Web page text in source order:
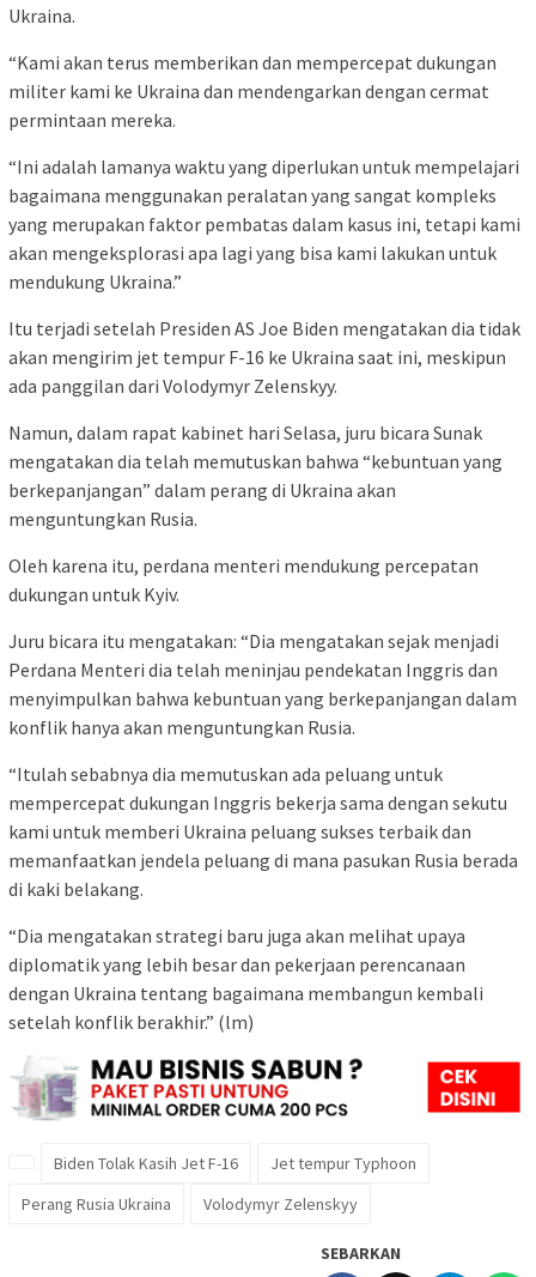
Ukraina.
“Kami akan terus memberikan dan mempercepat dukungan
militer kami ke Ukraina dan mendengarkan dengan cermat
permintaan mereka.
“Ini adalah lamanya waktu yang diperlukan untuk mempelajari
bagaimana menggunakan peralatan yang sangat kompleks
yang merupakan faktor pembatas dalam kasus ini, tetapi kami
akan mengeksplorasi apa lagi yang bisa kami lakukan untuk
mendukung Ukraina.”
Itu terjadi setelah Presiden AS Joe Biden mengatakan dia tidak
akan mengirim jet tempur F-16 ke Ukraina saat ini, meskipun
ada panggilan dari Volodymyr Zelenskyy.
Namun, dalam rapat kabinet hari Selasa, juru bicara Sunak
mengatakan dia telah memutuskan bahwa “kebuntuan yang
berkepanjangan” dalam perang di Ukraina akan
menguntungkan Rusia.
Oleh karena itu, perdana menteri mendukung percepatan
dukungan untuk Kyiv.
Juru bicara itu mengatakan: “Dia mengatakan sejak menjadi
Perdana Menteri dia telah meninjau pendekatan Inggris dan
menyimpulkan bahwa kebuntuan yang berkepanjangan dalam
konflik hanya akan menguntungkan Rusia.
“Itulah sebabnya dia memutuskan ada peluang untuk
mempercepat dukungan Inggris bekerja sama dengan sekutu
kami untuk memberi Ukraina peluang sukses terbaik dan
memanfaatkan jendela peluang di mana pasukan Rusia berada
di kaki belakang.
“Dia mengatakan strategi baru juga akan melihat upaya
diplomatik yang lebih besar dan pekerjaan perencanaan
dengan Ukraina tentang bagaimana membangun kembali
setelah konflik berakhir.” (lm)
Biden Tolak Kasih Jet F-16
Jet tempur Typhoon
Perang Rusia Ukraina
Volodymyr Zelenskyy
SEBARKAN